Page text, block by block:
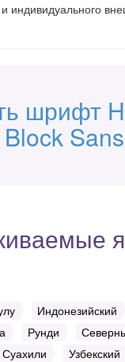
и индивидуального
шрифт
Block Sans
Индонезийский
Рунди
Суахили Узбекский